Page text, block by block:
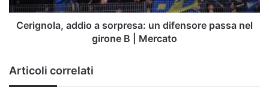
girone
Cerignola, addio a sorpresa: un difensore passa nel
girone B | Mercato
Articoli correlati